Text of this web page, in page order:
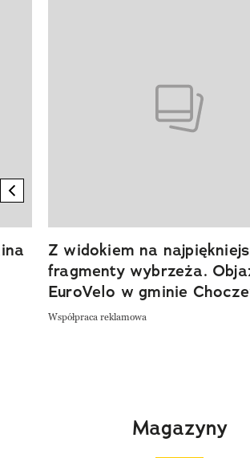
previous element
Z widokiem na
fragmenty wybrzeża.
EuroVelo w gminie
Współpraca reklamowa
Magazyny